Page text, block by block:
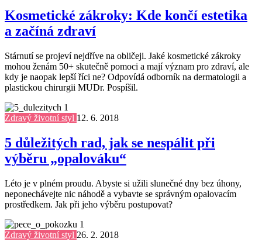
Kosmetické zákroky: Kde končí estetika
a začíná zdraví
Stárnutí se projeví nejdříve na obličeji. Jaké kosmetické zákroky
mohou ženám 50+ skutečně pomoci a mají význam pro zdraví, ale
kdy je naopak lepší říci ne? Odpovídá odborník na dermatologii a
plastickou chirurgii MUDr. Pospíšil.
Zdravý životní styl 12. 6. 2018
5 důležitých rad, jak se nespálit při
výběru „opalováku“
Léto je v plném proudu. Abyste si užili slunečné dny bez úhony,
neponechávejte nic náhodě a vybavte se správným opalovacím
prostředkem. Jak při jeho výběru postupovat?
Zdravý životní styl 26. 2. 2018